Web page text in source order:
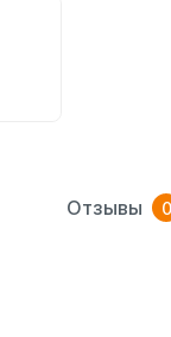
Отзывы 0